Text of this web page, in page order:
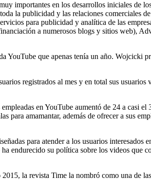
importantes en los desarrollos iniciales de
la publicidad y las relaciones comerciales
para publicidad y analítica de las
a numerosos blogs y sitios web),
YouTube que apenas tenía un año. Wojcicki
registrados al mes y en total sus usuarios
en YouTube aumentó de 24 a casi el
para amamantar, además de ofrecer a sus
para atender a los usuarios interesados
endurecido su política sobre los videos que
la revista Time la nombró como una de